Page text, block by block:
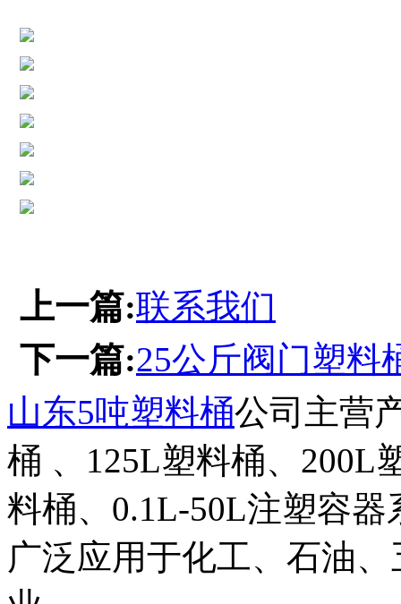
上一篇:联系我们
下一篇:25公斤阀门塑料
山东5吨塑料桶公司主营
桶 、125L塑料桶、200L
料桶、0.1L-50L注塑容
广泛应用于化工、石油